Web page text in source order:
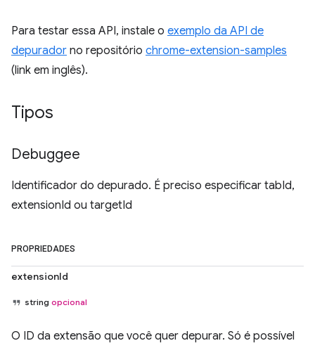
Para testar essa API, instale o exemplo da API de
depurador no repositório chrome-extension-samples
(link em inglês).
Tipos
Debuggee
Identificador do depurado. É preciso especificar tabId,
extensionId ou targetId
PROPRIEDADES
extensionId
string opcional
O ID da extensão que você quer depurar. Só é possível